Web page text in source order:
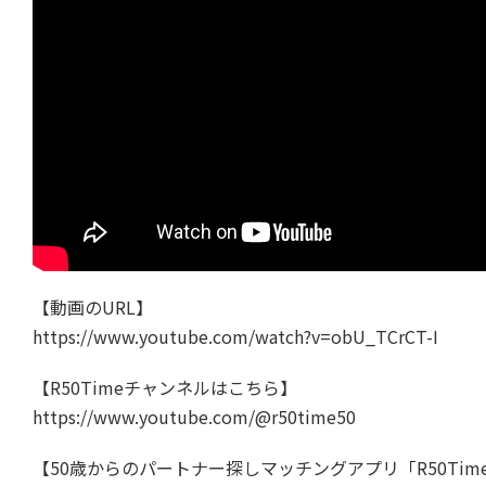
【動画のURL】
https://www.youtube.com/watch?v=obU_TCrCT-I
【R50Timeチャンネルはこちら】
https://www.youtube.com/@r50time50
【50歳からのパートナー探しマッチングアプリ「